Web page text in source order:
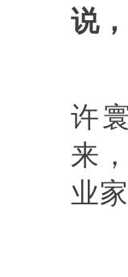
说
许
来
业